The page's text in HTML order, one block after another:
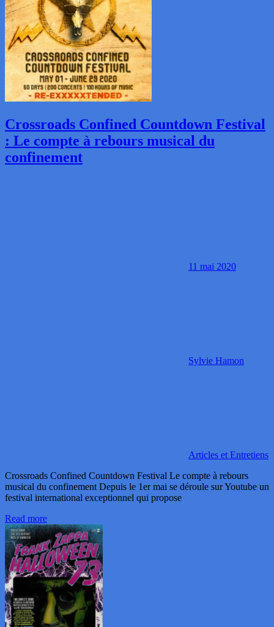
Crossroads Confined Countdown Festival
: Le compte à rebours musical du
confinement
11 mai 2020
Sylvie Hamon
Articles et Entretiens
Crossroads Confined Countdown Festival Le compte à rebours
musical du confinement Depuis le 1er mai se déroule sur Youtube un
festival international exceptionnel qui propose
Read more